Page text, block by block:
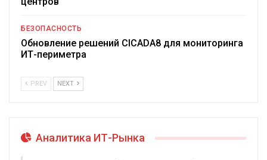
БЕЗОПАСНОСТЬ
Обновление решений CICADA8 для мониторинга
ИТ-периметра
PREV NEXT
Аналитика ИТ-Рынка